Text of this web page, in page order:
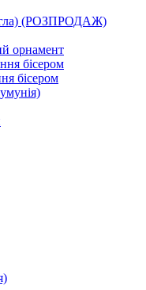
(РОЗПРОДАЖ)
орнамент
бісером
бісером